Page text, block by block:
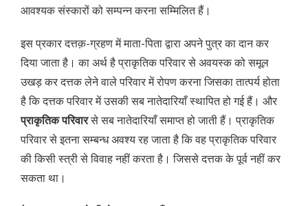
आवश्यक संस्कारों को सम्पन्न करना सम्मिलित हैं।
इस प्रकार दत्तक़-ग्रहण में माता-पिता द्वारा अपने पुत्र का दान कर
दिया जाता है। का अर्थ है प्राकृतिक परिवार से अवयस्क को समूल
उखड़ कर दत्तक लेने वाले परिवार में रोपण करना जिसका तात्पर्य होता
है कि दत्तक परिवार में उसकी सब नातेदारियाँ स्थापित हो गई हैं। और
प्राकृतिक परिवारसे सब नातेदारियाँ समाप्त हो जाती हैं। प्राकृतिक
परिवार से इतना सम्बन्ध अवश्य रह जाता है कि वह प्राकृतिक परिवार
की किसी स्त्री से विवाह नहीं करता है। जिससे दत्तक के पूर्व नहीं कर
सकता था।